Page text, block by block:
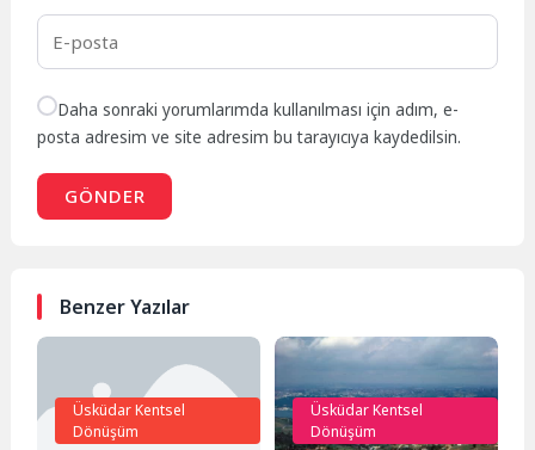
Daha sonraki yorumlarımda kullanılması için adım, e-
posta adresim ve site adresim bu tarayıcıya kaydedilsin.
GÖNDER
Benzer Yazılar
Üsküdar Kentsel
Dönüşüm
Üsküdar Kentsel
Dönüşüm